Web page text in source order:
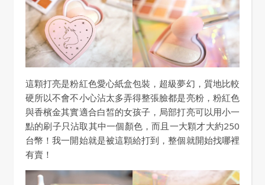
這顆打亮是粉紅色愛心紙盒包裝，超級夢幻，質地比較
硬所以不會不小心沾太多弄得整張臉都是亮粉，粉紅色
與香檳金其實適合白皙的女孩子，局部打亮可以用小一
點的刷子只沾取其中一個顏色，而且一大顆才大約250
台幣！我一開始就是被這顆給打到，整個就開始找哪裡
有賣！